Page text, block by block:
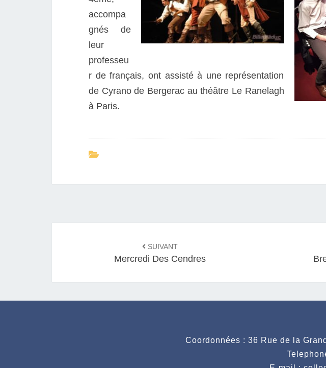
É
T
D
E
M
accompa
gnés de
leur
professeu
r de français, ont assisté à une représentation
de Cyrano de Bergerac au théâtre Le Ranelagh
à Paris.
SUIVANT
Mercredi Des Cendres
Coordonnées : 36 Rue de la